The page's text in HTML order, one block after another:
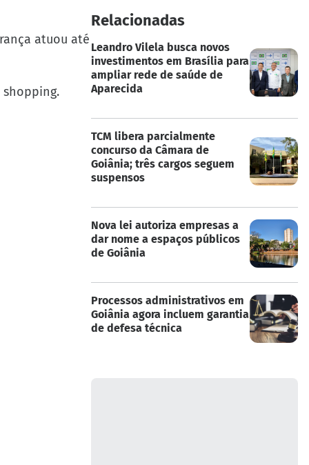
atuou até
Relacionadas
Leandro Vilela busca novos
investimentos em Brasília para
ampliar rede de saúde de
Aparecida
TCM libera parcialmente
concurso da Câmara de
Goiânia; três cargos seguem
suspensos
Nova lei autoriza empresas a
dar nome a espaços públicos
de Goiânia
Processos administrativos em
Goiânia agora incluem garantia
de defesa técnica